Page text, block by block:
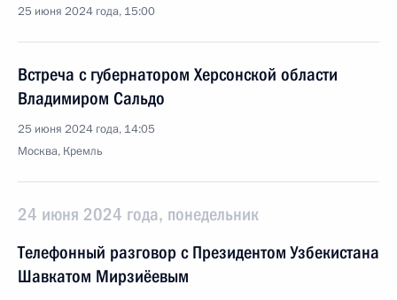
25 июня 2024 года, 15:00
Встреча с губернатором Херсонской области
Владимиром Сальдо
25 июня 2024 года, 14:05
Москва, Кремль
24 июня 2024 года, понедельник
Телефонный разговор с Президентом Узбекистана
Шавкатом Мирзиёевым